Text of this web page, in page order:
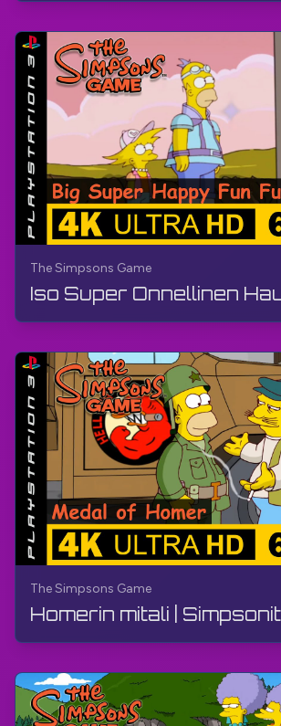
The Simpsons Game
The Simpsons Game